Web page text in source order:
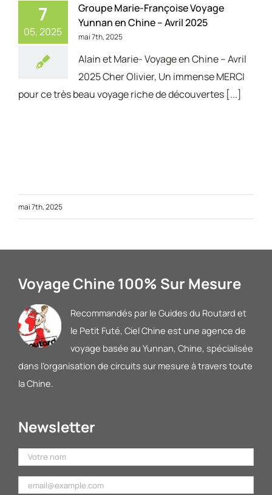
7
05, 2025
Groupe Marie-Françoise Voyage
Yunnan en Chine – Avril 2025
mai 7th, 2025
Alain et Marie- Voyage en Chine – Avril
2025 Cher Olivier, Un immense MERCI
pour ce très beau voyage riche de découvertes [...]
mai 7th, 2025
Voyage Chine 100% Sur Mesure
Recommandés par le Guides du Routard et
le Petit Futé, Ciel Chine est une agence de
voyage basée au Yunnan, Chine, spécialisée
dans l’organisation de circuits sur mesure à travers toute
la Chine.
Newsletter